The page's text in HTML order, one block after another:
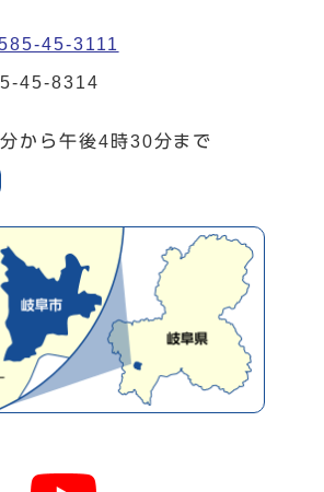
45-3111
45-8314
から午後4時30分まで